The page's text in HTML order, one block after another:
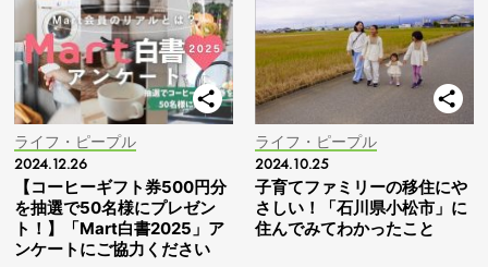
ライフ・ピープル
2024.12.26
【コーヒーギフト券500円分
を抽選で50名様にプレゼン
ト！】「Mart白書2025」ア
ンケートにご協力ください
ライフ・ピープル
2024.10.25
子育てファミリーの移住にや
さしい！「石川県小松市」に
住んでみてわかったこと